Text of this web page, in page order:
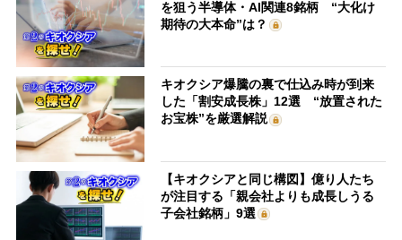
を狙う半導体・AI関連8銘柄 “大化け
期待の大本命”は？
キオクシア爆騰の裏で仕込み時が到来
した「割安成長株」12選 “放置された
お宝株”を厳選解説
【キオクシアと同じ構図】億り人たち
が注目する「親会社よりも成長しうる
子会社銘柄」9選